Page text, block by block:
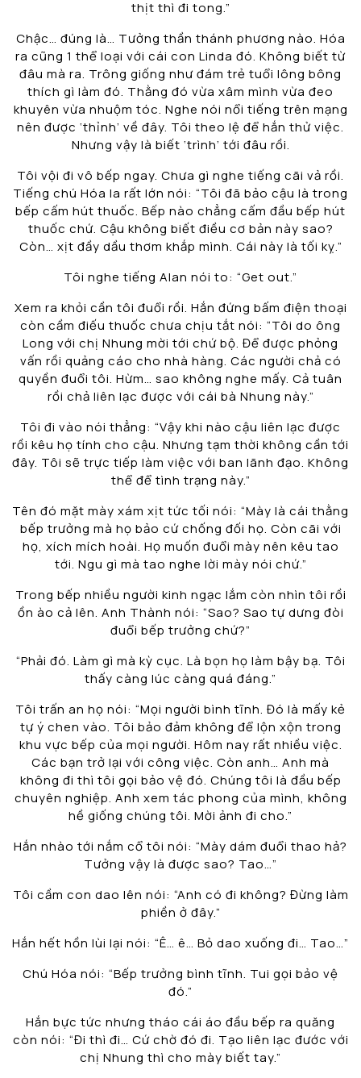
thịt thì đi tong.”
Chậc… đúng là… Tưởng thần thánh phương nào. Hóa
ra cũng 1 thể loại với cái con Linda đó. Không biết từ
đâu mà ra. Trông giống như đám trẻ tuổi lông bông
thích gì làm đó. Thằng đó vừa xâm mình vừa đeo
khuyên vừa nhuộm tóc. Nghe nói nổi tiếng trên mạng
nên được ‘thỉnh’ về đây. Tôi theo lệ để hắn thử việc.
Nhưng vậy là biết ‘trình’ tới đâu rồi.
Tôi vội đi vô bếp ngay. Chưa gì nghe tiếng cãi vả rồi.
Tiếng chú Hóa la rất lớn nói: “Tôi đã bảo cậu là trong
bếp cấm hút thuốc. Bếp nào chẳng cấm đầu bếp hút
thuốc chứ. Cậu không biết điều cơ bản này sao?
Còn… xịt đầy dầu thơm khắp mình. Cái này là tối kỵ.”
Tôi nghe tiếng Alan nói to: “Get out.”
Xem ra khỏi cần tôi đuổi rồi. Hắn đứng bấm điện thoại
còn cầm điếu thuốc chưa chịu tắt nói: “Tôi do ông
Long với chị Nhung mời tới chứ bộ. Để được phỏng
vấn rồi quảng cáo cho nhà hàng. Các người chả có
quyền đuổi tôi. Hừm… sao không nghe mấy. Cả tuân
rồi chả liên lạc được với cái bà Nhung này.”
Tôi đi vào nói thẳng: “Vậy khi nào cậu liên lạc được
rồi kêu họ tính cho cậu. Nhưng tạm thời không cần tới
đây. Tôi sẽ trực tiếp làm việc với ban lãnh đạo. Không
thể để tình trạng này.”
Tên đó mặt mày xám xịt tức tối nói: “Mày là cái thằng
bếp trưởng mà họ bảo cứ chống đối họ. Còn cãi với
họ, xích mích hoài. Họ muốn đuổi mày nên kêu tao
tới. Ngu gì mà tao nghe lời mày nói chứ.”
Trong bếp nhiều người kinh ngạc lắm còn nhìn tôi rồi
ồn ào cả lên. Anh Thành nói: “Sao? Sao tự dưng đòi
đuổi bếp trưởng chứ?”
“Phải đó. Làm gì mà kỳ cục. Là bọn họ làm bậy bạ. Tôi
thấy càng lúc càng quá đáng.”
Tôi trấn an họ nói: “Mọi người bình tĩnh. Đó là mấy kẻ
tự ý chen vào. Tôi bảo đảm không để lộn xộn trong
khu vực bếp của mọi người. Hôm nay rất nhiều việc.
Các bạn trở lại với công việc. Còn anh… Anh mà
không đi thì tôi gọi bảo vệ đó. Chúng tôi là đầu bếp
chuyên nghiệp. Anh xem tác phong của mình, không
hề giống chúng tôi. Mời ảnh đi cho.”
Hắn nhào tới nắm cổ tôi nói: “Mày dám đuổi thao hả?
Tưởng vậy là được sao? Tao…”
Tôi cầm con dao lên nói: “Anh có đi không? Đừng làm
phiền ở đây.”
Hắn hết hồn lùi lại nói: “Ê… ê… Bỏ dao xuống đi… Tao…”
Chú Hóa nói: “Bếp trưởng bình tĩnh. Tui gọi bảo vệ
đó.”
Hắn bực tức nhưng tháo cái áo đầu bếp ra quăng
còn nói: “Đi thì đi… Cứ chờ đó đi. Tạo liên lạc đước với
chị Nhung thì cho mày biết tay.”